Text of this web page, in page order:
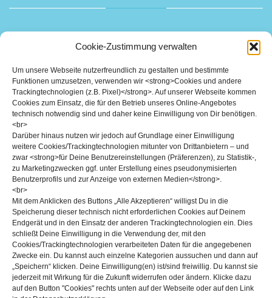
Cookie-Zustimmung verwalten
Um unsere Webseite nutzerfreundlich zu gestalten und bestimmte
Funktionen umzusetzen, verwenden wir <strong>Cookies und andere
Trackingtechnologien (z.B. Pixel)</strong>. Auf unserer Webseite kommen
Cookies zum Einsatz, die für den Betrieb unseres Online-Angebotes
technisch notwendig sind und daher keine Einwilligung von Dir benötigen.
<br>
Darüber hinaus nutzen wir jedoch auf Grundlage einer Einwilligung
weitere Cookies/Trackingtechnologien mitunter von Drittanbietern – und
zwar <strong>für Deine Benutzereinstellungen (Präferenzen), zu Statistik-,
zu Marketingzwecken ggf. unter Erstellung eines pseudonymisierten
Benutzerprofils und zur Anzeige von externen Medien</strong>.
<br>
Mit dem Anklicken des Buttons „Alle Akzeptieren“ willigst Du in die
Speicherung dieser technisch nicht erforderlichen Cookies auf Deinem
Endgerät und in den Einsatz der anderen Trackingtechnologien ein. Dies
schließt Deine Einwilligung in die Verwendung der, mit den
Cookies/Trackingtechnologien verarbeiteten Daten für die angegebenen
Zwecke ein. Du kannst auch einzelne Kategorien aussuchen und dann auf
„Speichern“ klicken. Deine Einwilligung(en) ist/sind freiwillig. Du kannst sie
jederzeit mit Wirkung für die Zukunft widerrufen oder ändern. Klicke dazu
auf den Button "Cookies" rechts unten auf der Webseite oder auf den Link
10. Coburger Stadtmeisterschaft // 1.02.2020
11. MÄRZ 2020
Melike aus unserer Wettkampfgruppe erzählt Euch von ihrem
ersten Wettkampf in diesem Jahr und ihrer erfolgreichen